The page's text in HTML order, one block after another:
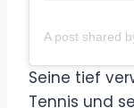
Seine tief
Tennis und